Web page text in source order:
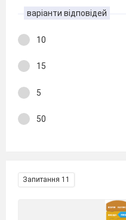
варіанти відповідей
10
15
5
50
Запитання 11